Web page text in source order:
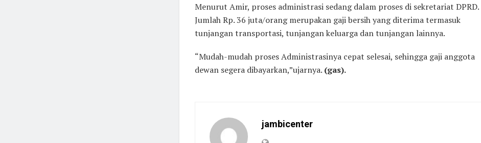
Menurut Amir, proses administrasi sedang dalam proses di sekretariat DPRD.
Jumlah Rp. 36 juta/orang merupakan gaji bersih yang diterima termasuk
tunjangan transportasi, tunjangan keluarga dan tunjangan lainnya.
“Mudah-mudah proses Administrasinya cepat selesai, sehingga gaji anggota
dewan segera dibayarkan,”ujarnya. (gas).
jambicenter